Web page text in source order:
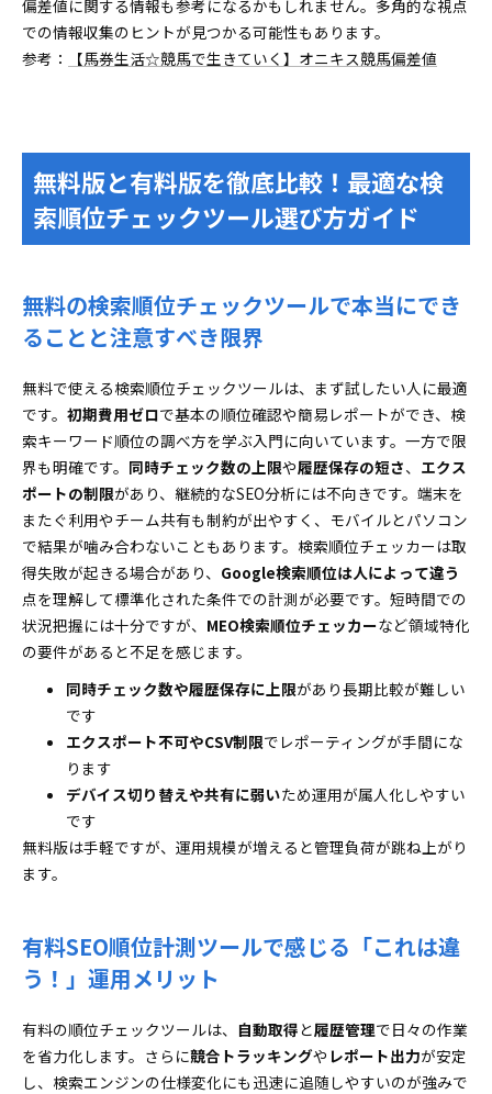
偏差値に関する情報も参考になるかもしれません。多角的な視点
での情報収集のヒントが見つかる可能性もあります。
参考：
【馬券生活☆競馬で生きていく】オニキス競馬偏差値
無料版と有料版を徹底比較！最適な検
索順位チェックツール選び方ガイド
無料の検索順位チェックツールで本当にでき
ることと注意すべき限界
無料で使える検索順位チェックツールは、まず試したい人に最適
です。 初期費用ゼロで基本の順位確認や簡易レポートができ、検
索キーワード順位の調べ方を学ぶ入門に向いています。一方で限
界も明確です。 同時チェック数の上限や履歴保存の短さ、 エクス
ポートの制限があり、継続的なSEO分析には不向きです。端末を
またぐ利用やチーム共有も制約が出やすく、モバイルとパソコン
で結果が噛み合わないこともあります。検索順位チェッカーは取
得失敗が起きる場合があり、 Google検索順位は人によって違う
点を理解して標準化された条件での計測が必要です。短時間での
状況把握には十分ですが、 MEO検索順位チェッカーなど領域特化
の要件があると不足を感じます。
同時チェック数や履歴保存に上限があり長期比較が難しい
です
エクスポート不可やCSV制限でレポーティングが手間にな
ります
デバイス切り替えや共有に弱いため運用が属人化しやすい
です
無料版は手軽ですが、運用規模が増えると管理負荷が跳ね上がり
ます。
有料SEO順位計測ツールで感じる「これは違
う！」運用メリット
有料の順位チェックツールは、 自動取得と履歴管理で日々の作業
を省力化します。さらに競合トラッキングや レポート出力が安定
し、検索エンジンの仕様変化にも迅速に追随しやすいのが強みで